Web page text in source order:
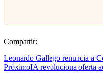
Históricamente, los procesos
gubernamentales y la
En el contexto actual, con un
manera en que se desarrolle